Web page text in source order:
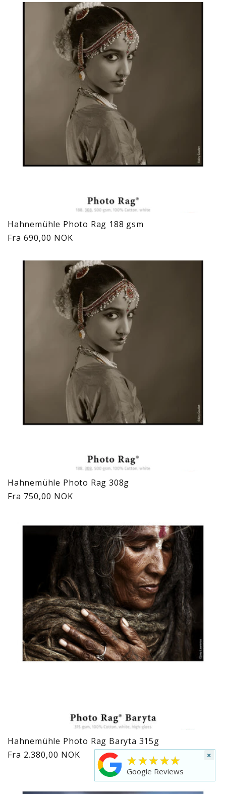
Hahnemühle Photo Rag 188 gsm
Vanlig
Fra 690,00 NOK
Hahnemühle Photo Rag 308g
Vanlig
Fra 750,00 NOK
Hahnemühle Photo Rag Baryta 315g
Vanlig
Fra 2.380,00 NOK ★★★★★
Google Reviews
×